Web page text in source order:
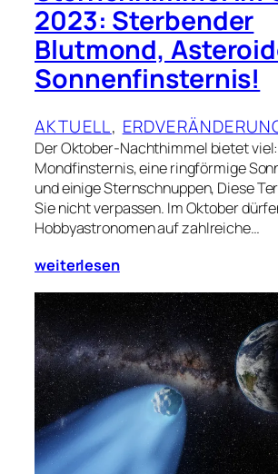
2023: Sterbender
Blutmond,
Sonnenfinsternis!
AKTUELL,
Der Oktober-Nachthimmel bietet
Mondfinsternis, eine ringförmige
und einige Sternschnuppen, Diese
Sie nicht verpassen. Im Oktober
Hobbyastronomen auf zahlreiche…
weiterlesen